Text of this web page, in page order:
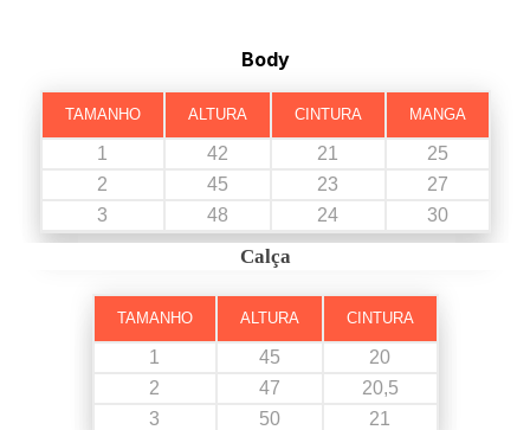
Body
TAMANHO ALTURA CINTURA MANGA
1 42 21
25
2
45 23
27
3
48 24 30
Calça
TAMANHO ALTURA CINTURA
1 45
20
2
47
20,5
3
50 21